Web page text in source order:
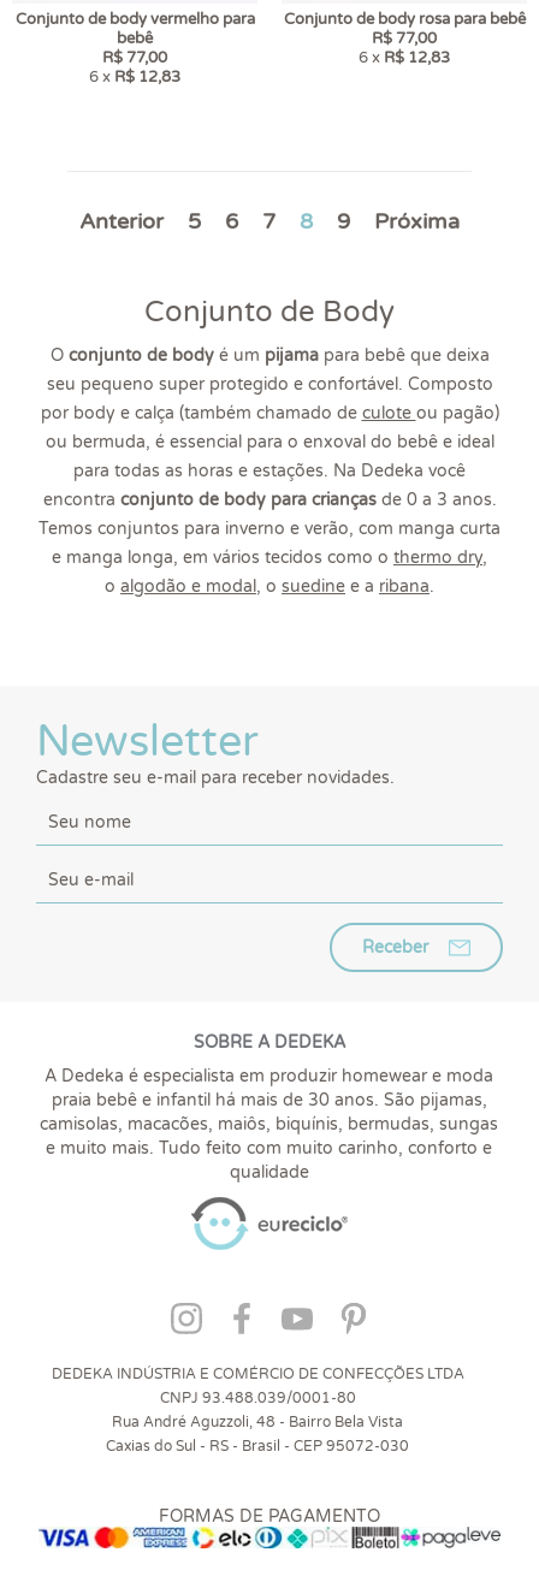
Conjunto de body vermelho para
bebê
R$ 77,00
6 x R$ 12,83
Conjunto de body rosa para bebê
R$ 77,00
6 x R$ 12,83
Anterior 5 6 7 8 9 Próxima
Conjunto de Body
O conjunto de bodyé um pijama para bebê que deixa
seu pequeno super protegido e confortável. Composto
por body e calça (também chamado de culote ou pagão)
ou bermuda, é essencial para o enxoval do bebê e ideal
para todas as horas e estações. Na Dedeka você
encontra conjunto de body para criançasde 0 a 3 anos.
Temos conjuntos para inverno e verão, com manga curta
e manga longa, em vários tecidos como o thermo dry,
o algodão e moda , o suedine e a ribana.
Newsletter
Cadastre seu e-mail para receber novidades.
Receber
SOBRE A DEDEKA
A Dedeka é especialista em produzir homewear e moda
praia bebê e infantil há mais de 30 anos. São pijamas,
camisolas, macacões, maiôs, biquínis, bermudas, sungas
e muito mais. Tudo feito com muito carinho, conforto e
qualidade
DEDEKA INDÚSTRIA E COMÉRCIO DE CONFECÇÕES LTDA
CNPJ 93.488.039/0001-80
Rua André Aguzzoli, 48 - Bairro Bela Vista
Caxias do Sul - RS - Brasil - CEP 95072-030
FORMAS DE PAGAMENTO